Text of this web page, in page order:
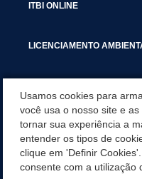
ITBI ONLINE
LICENCIAMENTO
SERVIÇOS
SERVIÇOS DO
Usamos cookies para
você usa o nosso site e
tornar sua experiência a
entender os tipos de
clique em 'Definir
consente com a utilização